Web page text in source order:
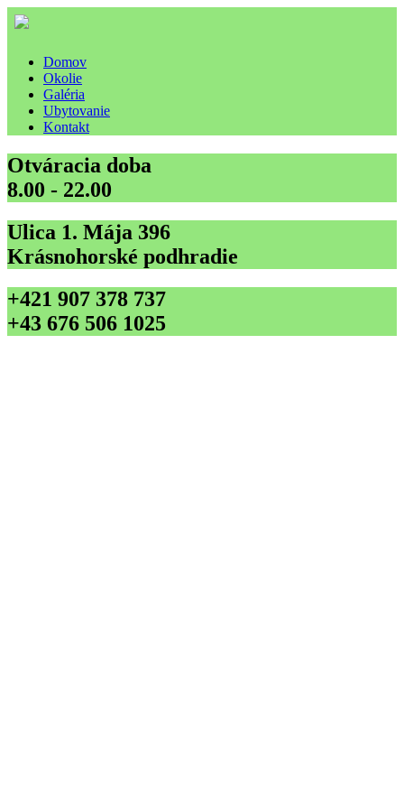
Domov
Okolie
Galéria
Ubytovanie
Kontakt
Otváracia doba
8.00 - 22.00
Ulica 1. Mája 396
Krásnohorské podhradie
+421 907 378 737
+43 676 506 1025